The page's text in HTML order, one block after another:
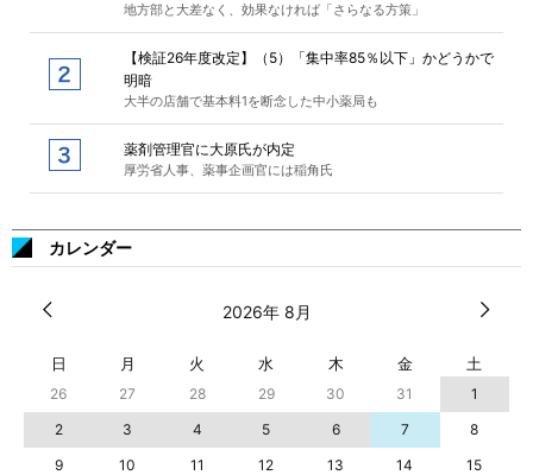
地方部と大差なく、効果なければ「さらなる方策」
【検証26年度改定】（5）「集中率85％以下」かどうかで
明暗
大半の店舗で基本料1を断念した中小薬局も
薬剤管理官に大原氏が内定
厚労省人事、薬事企画官には稲角氏
カレンダー
2026年 8月
日 月 火 水 木 金 土
26 27 28 29 30 31
1
2
3 4 5 6 7
8
9
10 11 12 13 14
15